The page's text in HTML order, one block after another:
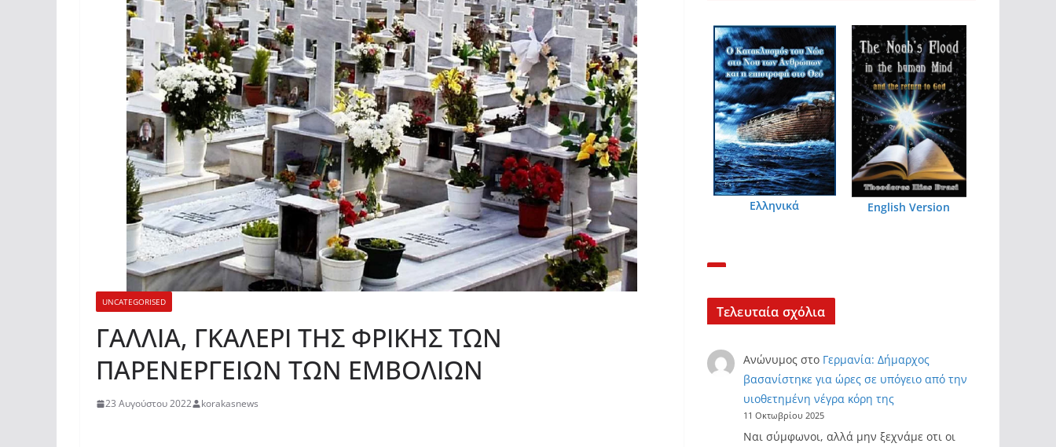
UNCATEGORISED
ΓΑΛΛΙΑ, ΓΚΑΛΕΡΙ ΤΗΣ ΦΡΙΚΗΣ ΤΩΝ
ΠΑΡΕΝΕΡΓΕΙΩΝ ΤΩΝ ΕΜΒΟΛΙΩΝ
23 Αυγούστου 2022 korakasnews
Ελληνικά English Version
Τελευταία σχόλια
Ανώνυμοςστο Γερμανία: Δήμαρχος
βασανίστηκε για ώρες σε υπόγειο από την
υιοθετημένη νέγρα κόρη της
11 Οκτωβρίου 2025
Ναι σύμφωνοι, αλλά μην ξεχνάμε οτι οι